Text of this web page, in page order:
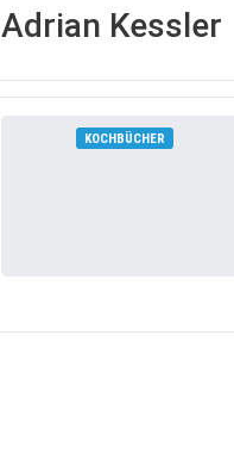
Adrian Kessler
KOCHBÜCHER